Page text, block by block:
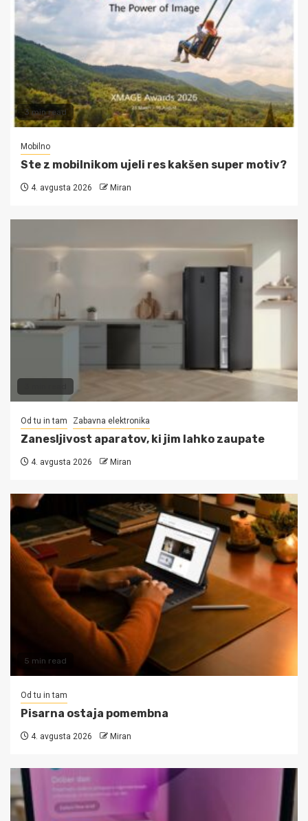
3 min read
Mobilno
Ste z mobilnikom ujeli res kakšen super motiv?
4. avgusta 2026 Miran
Od tu in tam Zabavna elektronika
Zanesljivost aparatov, ki jim lahko zaupate
4. avgusta 2026 Miran
5 min read
Od tu in tam
Pisarna ostaja pomembna
4. avgusta 2026 Miran